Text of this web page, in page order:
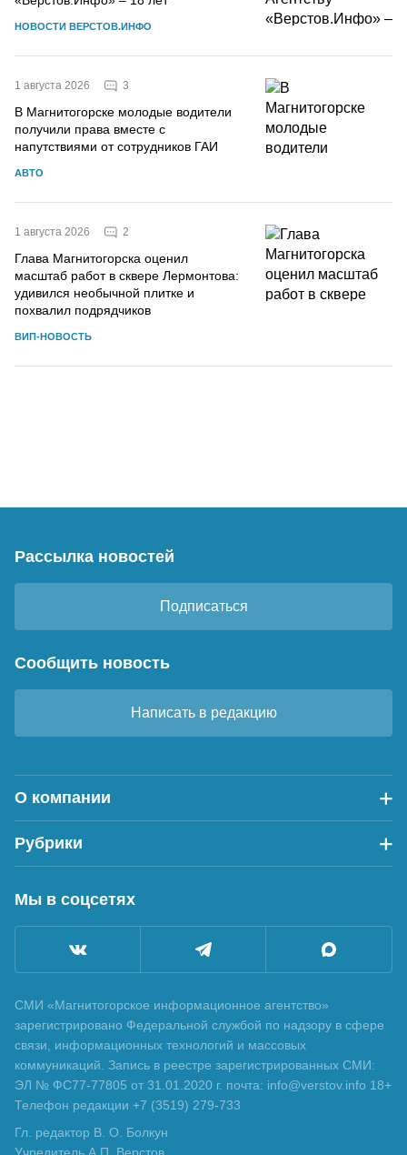
НОВОСТИ ВЕРСТОВ.ИНФО
1 августа 2026 3
В Магнитогорске молодые водители
получили права вместе с
напутствиями от сотрудников ГАИ
АВТО
1 августа 2026 2
Глава Магнитогорска оценил
масштаб работ в сквере Лермонтова:
удивился необычной плитке и
похвалил подрядчиков
ВИП-НОВОСТЬ
Рассылка новостей
Подписаться
Сообщить новость
Написать в редакцию
О компании
Рубрики
Мы в соцсетях
СМИ «Магнитогорское информационное агентство»
зарегистрировано Федеральной службой по надзору в сфере
связи, информационных технологий и массовых
коммуникаций. Запись в реестре зарегистрированных СМИ:
ЭЛ № ФС77-77805 от 31.01.2020 г. почта: info@verstov.info 18+
Телефон редакции +7 (3519) 279-733
Гл. редактор В. О. Болкун